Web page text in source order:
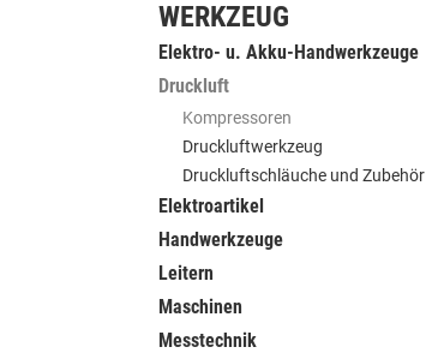
WERKZEUG
Elektro- u. Akku-Handwerkzeuge
Druckluft
Kompressoren
Druckluftwerkzeug
Druckluftschläuche und Zubehör
Elektroartikel
Handwerkzeuge
Leitern
Maschinen
Messtechnik